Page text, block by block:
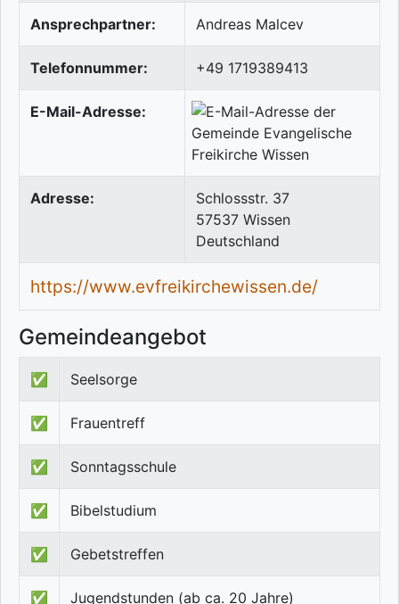
Ansprechpartner: Andreas Malcev
Telefonnummer: +49 1719389413
E-Mail-Adresse:
Adresse:
Schlossstr. 37
57537 Wissen
Deutschland
https://www.evfreikirchewissen.de/
Gemeindeangebot
✅ Seelsorge
✅ Frauentreff
✅ Sonntagsschule
✅ Bibelstudium
✅ Gebetstreffen
✅ Jugendstunden (ab ca. 20 Jahre)